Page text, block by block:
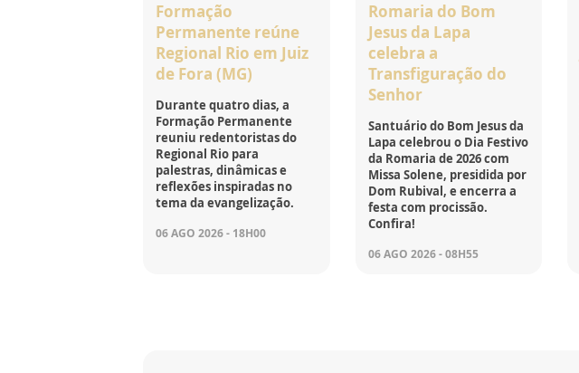
Formação
Permanente reúne
Regional Rio em Juiz
de Fora (MG)
Durante quatro dias, a
Formação Permanente
reuniu redentoristas do
Regional Rio para
palestras, dinâmicas e
reflexões inspiradas no
tema da evangelização.
06 AGO 2026 - 18H00
Romaria do Bom
Jesus da Lapa
celebra a
Transfiguração do
Senhor
Santuário do Bom Jesus da
Lapa celebrou o Dia Festivo
da Romaria de 2026 com
Missa Solene, presidida por
Dom Rubival, e encerra a
festa com procissão.
Confira!
06 AGO 2026 - 08H55